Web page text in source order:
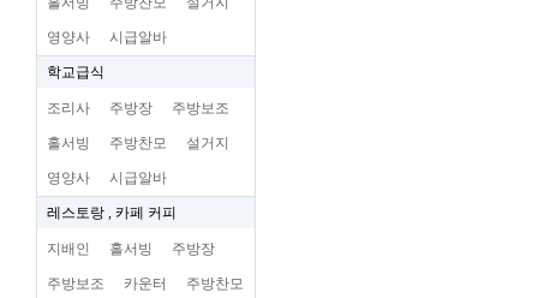
영양사 시급알바
학교급식
조리사 주방장 주방보조
홀서빙 주방찬모 설거지
영양사 시급알바
레스토랑 , 카페 커피
지배인 홀서빙 주방장
주방보조 카운터 주방찬모